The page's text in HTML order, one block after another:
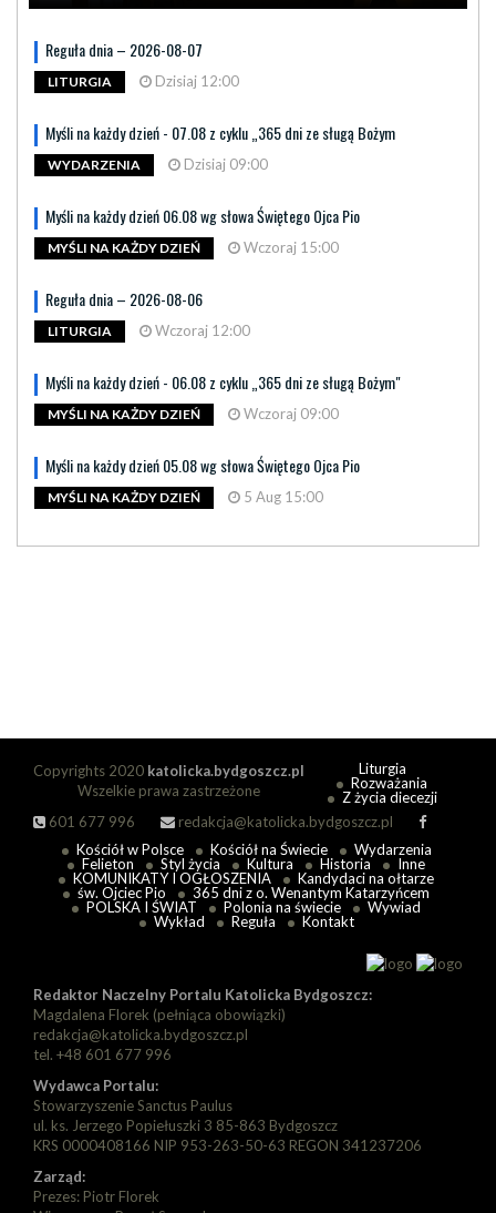
Reguła dnia – 2026-08-07
LITURGIA Dzisiaj 12:00
Myśli na każdy dzień - 07.08 z cyklu „365 dni ze sługą Bożym
WYDARZENIA Dzisiaj 09:00
Myśli na każdy dzień 06.08 wg słowa Świętego Ojca Pio
MYŚLI NA KAŻDY DZIEŃ Wczoraj 15:00
Reguła dnia – 2026-08-06
LITURGIA Wczoraj 12:00
Myśli na każdy dzień - 06.08 z cyklu „365 dni ze sługą Bożym"
MYŚLI NA KAŻDY DZIEŃ Wczoraj 09:00
Myśli na każdy dzień 05.08 wg słowa Świętego Ojca Pio
MYŚLI NA KAŻDY DZIEŃ 5 Aug 15:00
Copyrights 2020 katolicka.bydgoszcz.pl
Wszelkie prawa zastrzeżone
601 677 996
redakcja@katolicka.bydgoszcz.pl
Liturgia
Rozważania
Z życia diecezji
Kościół w Polsce Kościół na Świecie
Wydarzenia
Felieton
Styl życia Kultura Historia
Inne
KOMUNIKATY I OGŁOSZENIA
Kandydaci na ołtarze
św. Ojciec Pio
365 dni z o. Wenantym Katarzyńcem
POLSKA I ŚWIAT
Polonia na świecie
Wywiad
Wykład
Reguła Kontakt
Redaktor Naczelny Portalu Katolicka Bydgoszcz:
Magdalena Florek (pełniąca obowiązki)
redakcja@katolicka.bydgoszcz.pl
tel. +48 601 677 996
Wydawca Portalu:
Stowarzyszenie Sanctus Paulus
ul. ks. Jerzego Popiełuszki 3 85-863 Bydgoszcz
KRS 0000408166 NIP 953-263-50-63 REGON 341237206
Zarząd:
Prezes: Piotr Florek